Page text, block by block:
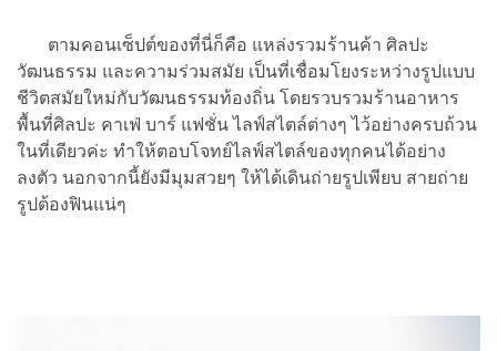
ตามคอนเซ็ปต์ของที่นี่ก็คือ แหล่งรวมร้านค้า ศิลปะ
วัฒนธรรม และความร่วมสมัย เป็นที่เชื่อมโยงระหว่างรูปแบบ
ชีวิตสมัยใหม่กับวัฒนธรรมท้องถิ่น โดยรวบรวมร้านอาหาร
พื้นที่ศิลปะ คาเฟ่ บาร์ แฟชั่น ไลฟ์สไตล์ต่างๆ ไว้อย่างครบถ้วน
ในที่เดียวค่ะ ทำให้ตอบโจทย์ไลฟ์สไตล์ของทุกคนได้อย่าง
ลงตัว นอกจากนี้ยังมีมุมสวยๆ ให้ได้เดินถ่ายรูปเพียบ สายถ่าย
รูปต้องฟินแน่ๆ